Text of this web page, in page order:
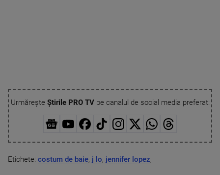
Urmărește Știrile PRO TVpe canalul de social media preferat:
Etichete: costum de baie, j lo, jennifer lopez,